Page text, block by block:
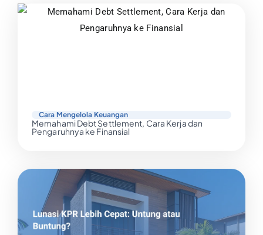
Cara Mengelola Keuangan
Memahami Debt Settlement, Cara Kerja dan
Pengaruhnya ke Finansial